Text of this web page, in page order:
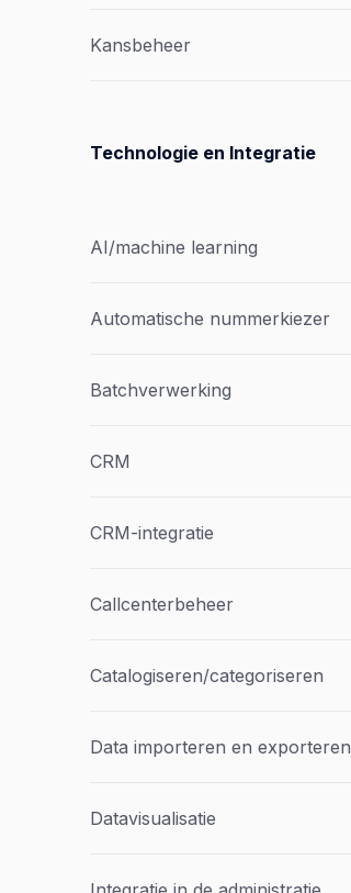
Kansbeheer
Technologie en Integratie
AI/machine learning
Automatische nummerkiezer
Batchverwerking
CRM
CRM-integratie
Callcenterbeheer
Catalogiseren/categoriseren
Data importeren en exporteren
Datavisualisatie